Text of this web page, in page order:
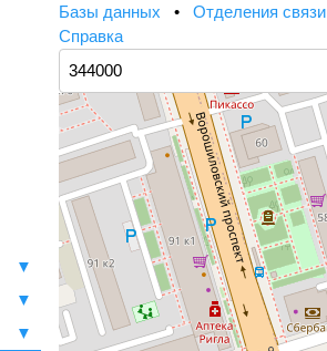
▼
▼
▼
Базы данных • Отделения связи
Справка